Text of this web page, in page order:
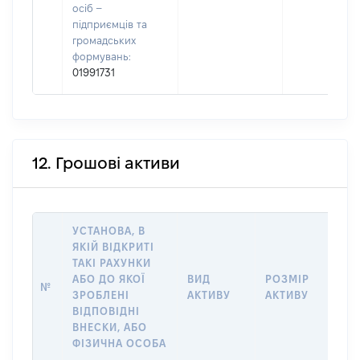
осіб –
підприємців та
громадських
формувань:
01991731
12. Грошові активи
№
УСТАНОВА, В
ЯКІЙ ВІДКРИТІ
ТАКІ РАХУНКИ
АБО ДО ЯКОЇ
ЗРОБЛЕНІ
ВІДПОВІДНІ
ВНЕСКИ, АБО
ФІЗИЧНА ОСОБА
ВИД
АКТИВУ
РОЗМІР
АКТИВУ